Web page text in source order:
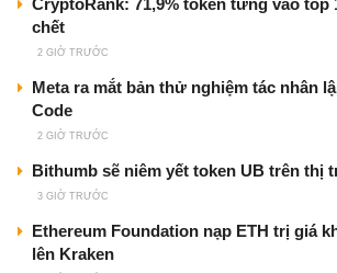
CryptoRank: 71,9% token từng vào top
chết
2 GIỜ TRƯỚC
Meta ra mắt bản thử nghiệm tác nhân
Code
2 GIỜ TRƯỚC
Bithumb sẽ niêm yết token UB trên thị
3 GIỜ TRƯỚC
Ethereum Foundation nạp ETH trị giá
lên Kraken